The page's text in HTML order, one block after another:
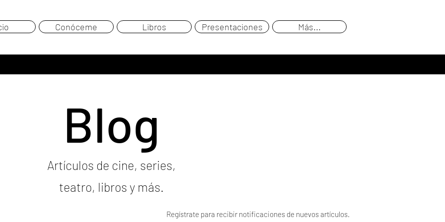
Conóceme Libros Presentaciones Más...
Blog
Artículos de cine, series,
teatro, libros y más.
Regístrate para recibir notificaciones de nuevos artículos.